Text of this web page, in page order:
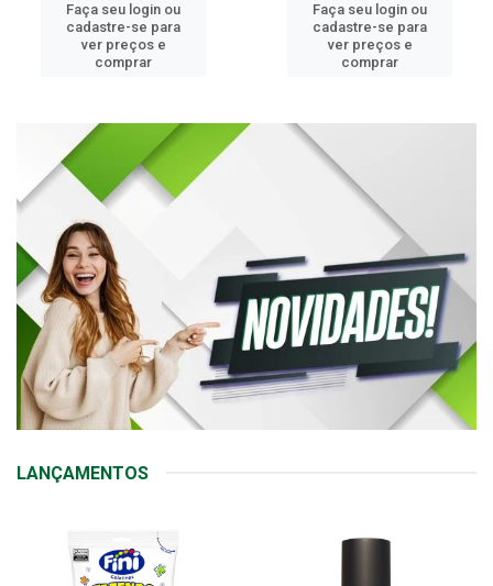
Faça seu login ou
cadastre-se para
ver preços e
comprar
Faça seu login ou
cadastre-se para
ver preços e
comprar
LANÇAMENTOS